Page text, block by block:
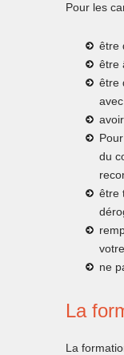
Pour les
être
être
être
du
être
ne
La
La